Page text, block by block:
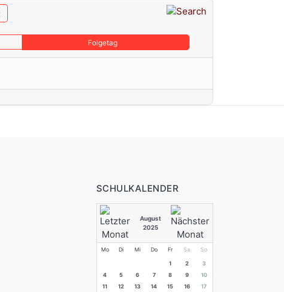
Folgetag
SCHULKALENDER
August
2025
Mo Di Mi Do Fr Sa So
1 2
3
4
5 6 7 8 9
10
11
12 13 14 15 16 17